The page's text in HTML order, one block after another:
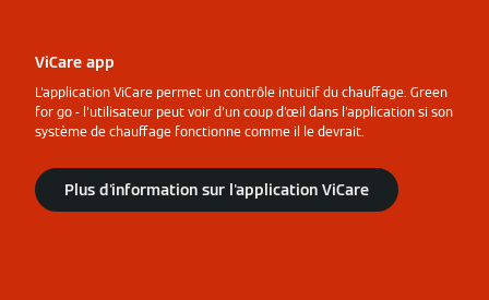
ViCare app
L'application ViCare permet un contrôle intuitif du chauffage. Green
for go - l'utilisateur peut voir d'un coup d'œil dans l'application si son
système de chauffage fonctionne comme il le devrait.
Plus d'information sur l'application ViCare